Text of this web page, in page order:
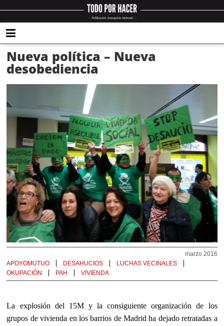
Nueva política – Nueva
desobediencia
marzo 2016
APOYOMUTUO
DESAHUCIOS
LUCHAS VECINALES
OKUPACIÓN
PAH VIVIENDA
La explosión del 15M y la consiguiente organización de los
grupos de vivienda en los barrios de Madrid ha dejado retratadas a